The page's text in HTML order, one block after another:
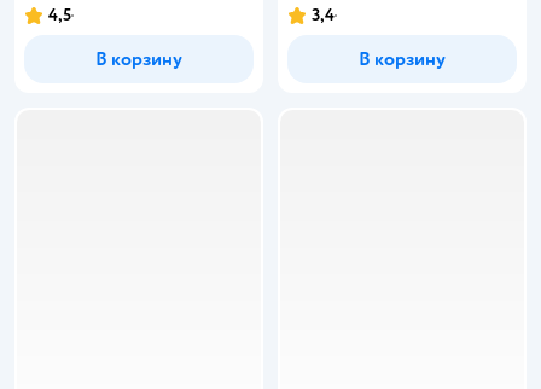
4,5
В корзину
3,4
В корзину